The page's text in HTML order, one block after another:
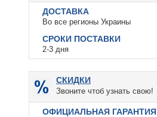
ДОСТАВКА
Во все регионы Украины
СРОКИ ПОСТАВКИ
2-3 дня
СКИДКИ
Звоните чтоб узнать свою!
ОФИЦИАЛЬНАЯ ГАРАНТИЯ